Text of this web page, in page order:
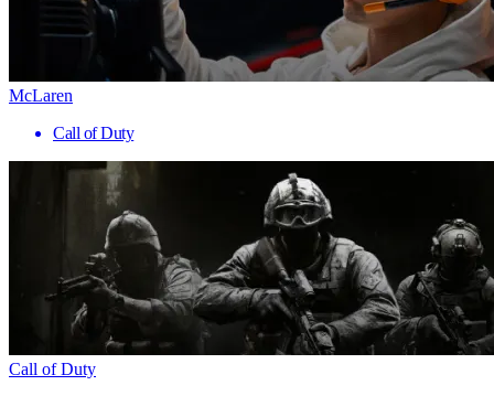
McLaren
Call of Duty
Call of Duty